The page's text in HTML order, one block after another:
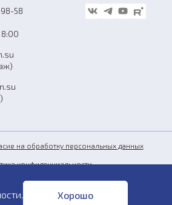
58
на обработку персональных данных
конфиденциальности
оферта
. Хорошо